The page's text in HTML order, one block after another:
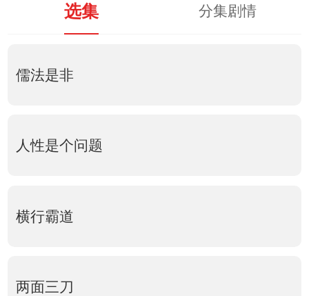
选集 分集剧情
儒法是非
人性是个问题
横行霸道
两面三刀